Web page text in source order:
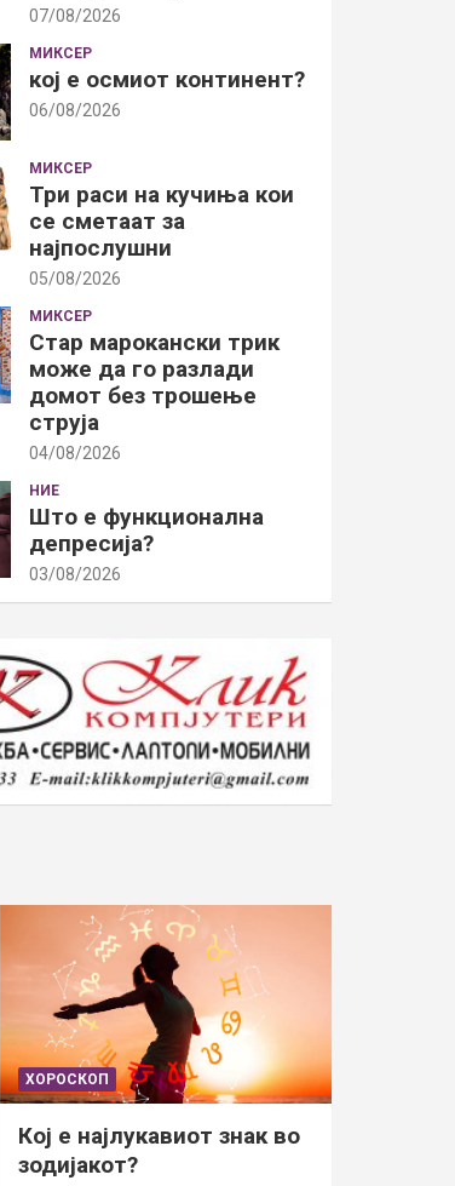
07/08/2026
МИКСЕР
кој е осмиот континент?
06/08/2026
МИКСЕР
Три раси на кучиња кои
се сметаат за
најпослушни
05/08/2026
МИКСЕР
Стар марокански трик
може да го разлади
домот без трошење
струја
04/08/2026
НИЕ
Што е функционална
депресија?
03/08/2026
ХОРОСКОП
Кој е најлукавиот знак во
зодијакот?